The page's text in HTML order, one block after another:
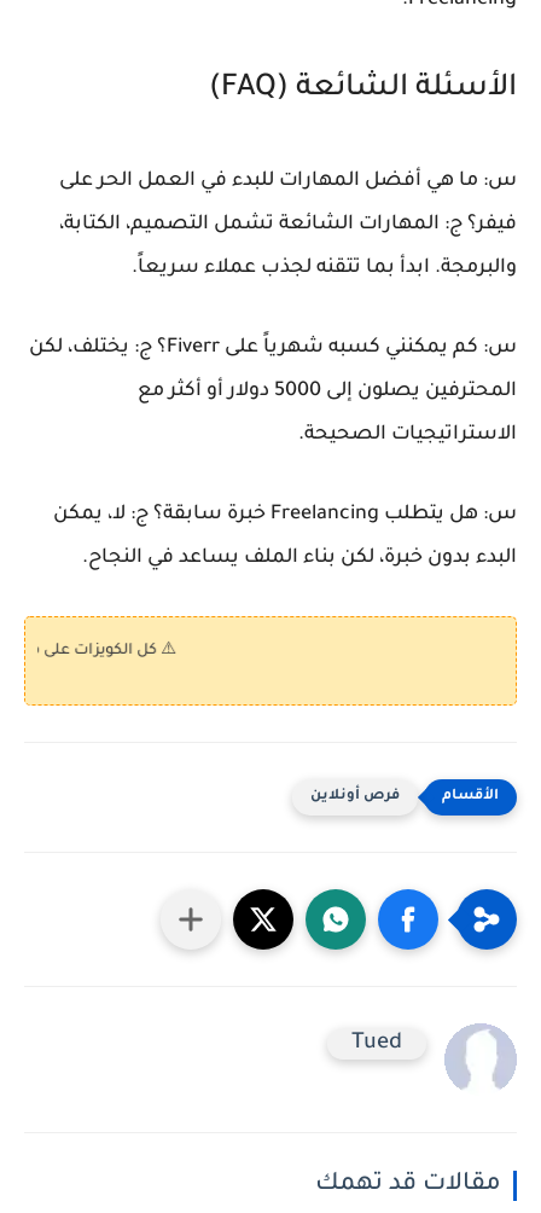
الأسئلة الشائعة (FAQ)
س: ما هي أفضل المهارات للبدء في العمل الحر على
فيفر؟ ج: المهارات الشائعة تشمل التصميم، الكتابة،
والبرمجة. ابدأ بما تتقنه لجذب عملاء سريعاً.
س: كم يمكنني كسبه شهرياً على Fiverr؟
ج: يختلف، لكن
المحترفين يصلون إلى 5000 دولار أو أكثر مع
الاستراتيجيات الصحيحة.
س: هل يتطلب Freelancing خبرة سابقة؟
ج: لا، يمكن
البدء بدون خبرة، لكن بناء الملف يساعد في النجاح.
⚠️ كل الكويزات على موقع "كويز
فرص أونلاين
Tued
مقالات قد تهمك